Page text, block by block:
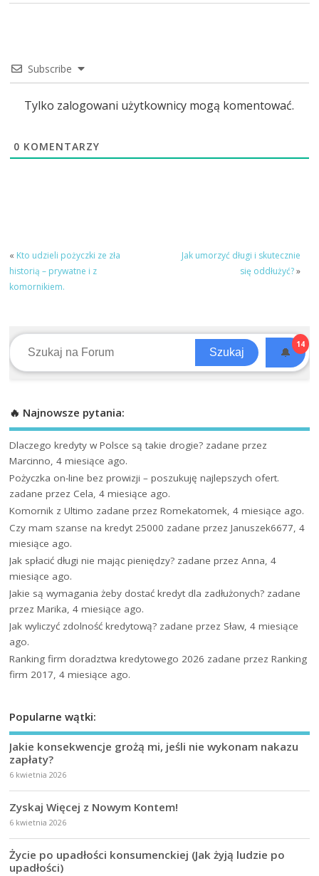
Subscribe
Tylko zalogowani użytkownicy mogą komentować.
0 KOMENTARZY
« Kto udzieli pożyczki ze zła
historią – prywatne i z
komornikiem.
Jak umorzyć długi i skutecznie
się oddłużyć?»
Szukaj 🔔
14
🔥 Najnowsze pytania:
Dlaczego kredyty w Polsce są takie drogie? zadane przez
Marcinno, 4 miesiące ago.
Pożyczka on-line bez prowizji – poszukuję najlepszych ofert.
zadane przez Cela, 4 miesiące ago.
Komornik z Ultimo zadane przez Romekatomek, 4 miesiące ago.
Czy mam szanse na kredyt 25000 zadane przez Januszek6677, 4
miesiące ago.
Jak spłacić długi nie mając pieniędzy? zadane przez Anna, 4
miesiące ago.
Jakie są wymagania żeby dostać kredyt dla zadłużonych? zadane
przez Marika, 4 miesiące ago.
Jak wyliczyć zdolność kredytową? zadane przez Sław, 4 miesiące
ago.
Ranking firm doradztwa kredytowego 2026 zadane przez Ranking
firm 2017, 4 miesiące ago.
Popularne wątki:
Jakie konsekwencje grożą mi, jeśli nie wykonam nakazu
zapłaty?
6 kwietnia 2026
Zyskaj Więcej z Nowym Kontem!
6 kwietnia 2026
Życie po upadłości konsumenckiej (Jak żyją ludzie po
upadłości)